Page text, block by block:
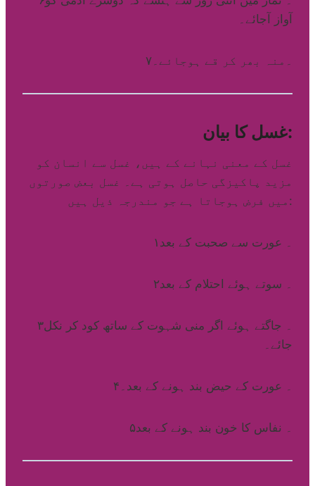
آواز آجائے۔
۷۔منہ بھر کر قے ہوجائے۔
غسل کا بیان:
غسل کے معنی نہانے کے ہیں، غسل سے انسان کو
مزید پاکیزگی حاصل ہوتی ہے۔ غسل بعض صورتوں
میں فرض ہوجاتا ہے جو مندرجہ ذیل ہیں:
۱۔ عورت سے صحبت کے بعد
۲۔ سوتے ہوئے احتلام کے بعد
۳۔ جاگتے ہوئے اگر منی شہوت کے ساتھ کود کر نکل
جائے۔
۴۔ عورت کے حیض بند ہونے کے بعد۔
۵۔ نفاس کا خون بند ہونے کے بعد